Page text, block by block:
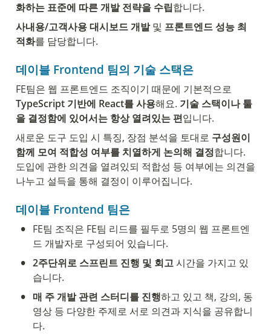
화하는 표준에 따른 개발 전략을 수립합니다.
사내용/고객사용 대시보드 개발 및 프론트엔드 성능 최
적화를 담당합니다.
데이블 Frontend 팀의 기술 스택은
TypeScript 기반에 React를 사용해요. 기술 스택이나 툴
을 결정함에 있어서는 항상 열려있는 편입니다.
새로운 도구 도입 시 특징, 장점 분석을 토대로 구성원이
함께 모여 적합성 여부를 치열하게 논의해 결정합니다.
도입에 관한 의견을 열려있되 적합성 등 여부에는 의견을
나누고 설득을 통해 결정이 이루어집니다.
데이블 Frontend 팀은
• FE팀 조직은 FE팀 리드를 필두로 5명의 웹 프론트엔
드 개발자로 구성되어 있습니다.
• 2주단위로 스프린트 진행 및 회고 시간을 가지고 있
습니다.
• 매 주 개발 관련 스터디를 진행하고 있고 책, 강의, 동
영상 등 다양한 주제로 서로 의견과 지식을 공유합니
다.